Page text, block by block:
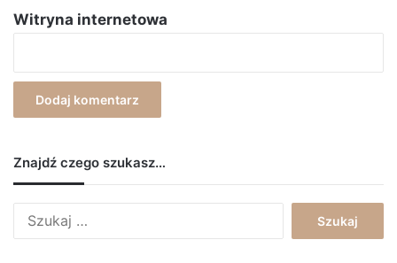
Witryna internetowa
Znajdź czego szukasz…